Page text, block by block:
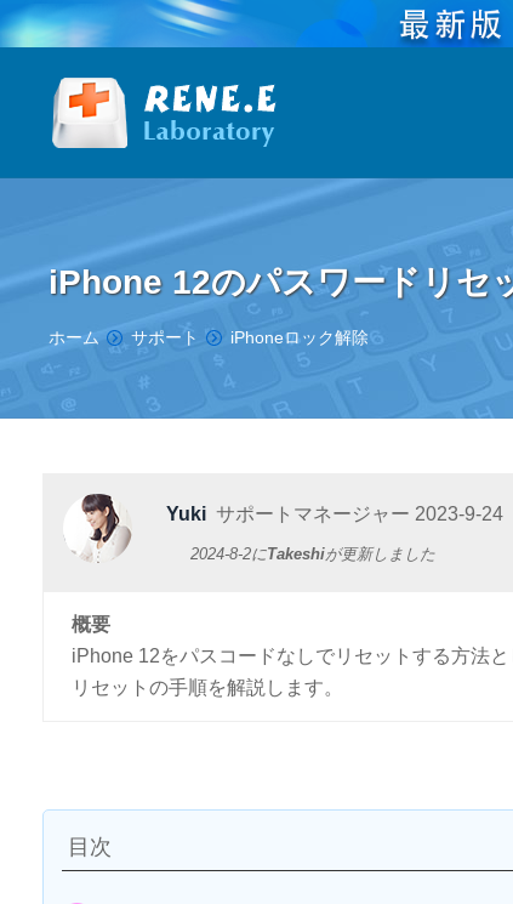
iPhone 12のパスワードリセ
You are here:
ホーム サポート iPhoneロック解除
Yuki サポートマネージャー 2023-9-24
2024-8-2にTakeshiが更新しました
概要
iPhone 12をパスコードなしでリセットする方法
リセットの手順を解説します。
目次